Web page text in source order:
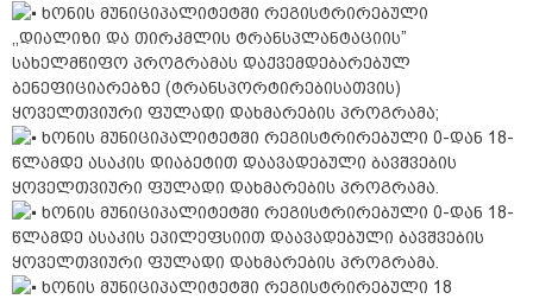
ხონის მუნიციპალიტეტში რეგისტრირებული
,,დიალიზი და თირკმლის ტრანსპლანტაციის”
სახელმწიფო პროგრამას დაქვემდებარებულ
ბენეფიციარებზე (ტრანსპორტირებისათვის)
ყოველთვიური ფულადი დახმარების პროგრამა;
ხონის მუნიციპალიტეტში რეგისტრირებული 0-დან 18-
წლამდე ასაკის დიაბეტით დაავადებული ბავშვების
ყოველთვიური ფულადი დახმარების პროგრამა.
ხონის მუნიციპალიტეტში რეგისტრირებული 0-დან 18-
წლამდე ასაკის ეპილეფსიით დაავადებული ბავშვების
ყოველთვიური ფულადი დახმარების პროგრამა.
ხონის მუნიციპალიტეტში რეგისტრირებული 18